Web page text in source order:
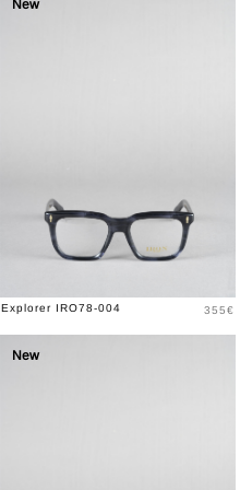
New
Explorer IRO78-004 Prix
355€
New